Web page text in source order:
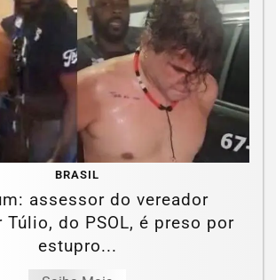
BRASIL
assessor do vereador
Túlio, do PSOL, é preso por
estupro...